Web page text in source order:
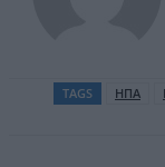
TAGS ΗΠΑ